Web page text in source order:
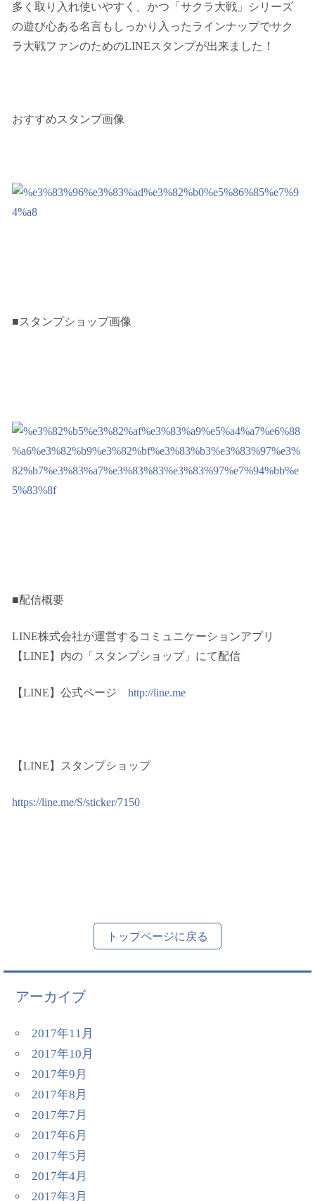
多く取り入れ使いやすく、かつ「サクラ大戦」シリーズ
の遊び心ある名言もしっかり入ったラインナップでサク
ラ大戦ファンのためのLINEスタンプが出来ました！
おすすめスタンプ画像
■スタンプショップ画像
■配信概要
LINE株式会社が運営するコミュニケーションアプリ
【LINE】内の「スタンプショップ」にて配信
【LINE】公式ページ http://line.me
【LINE】スタンプショップ
https://line.me/S/sticker/7150
トップページに戻る
アーカイブ
2017年11月
2017年10月
2017年9月
2017年8月
2017年7月
2017年6月
2017年5月
2017年4月
2017年3月